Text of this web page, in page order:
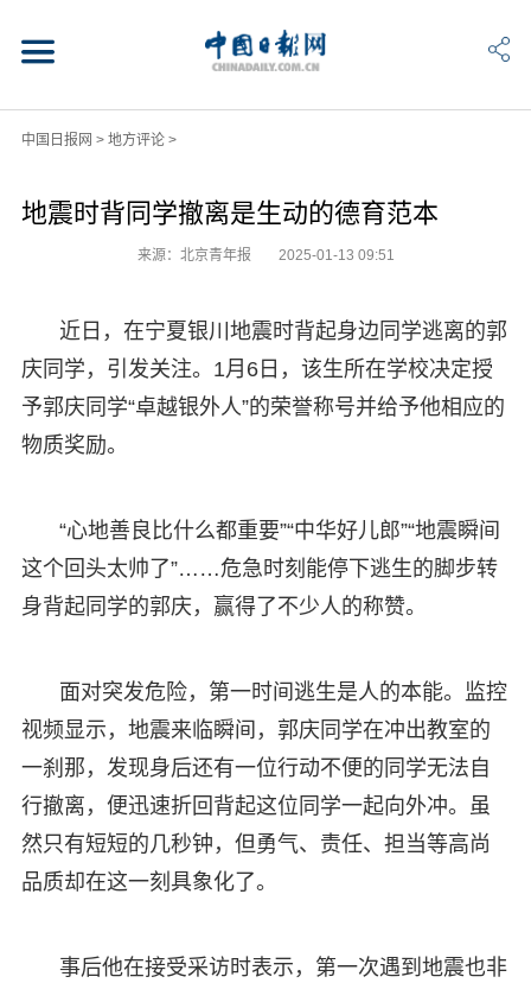
中国日报网 > 地方评论>
地震时背同学撤离是生动的德育范本
来源：北京青年报 2025-01-13 09:51
近日，在宁夏银川地震时背起身边同学逃离的郭
庆同学，引发关注。1月6日，该生所在学校决定授
予郭庆同学“卓越银外人”的荣誉称号并给予他相应的
物质奖励。
“心地善良比什么都重要”“中华好儿郎”“地震瞬间
这个回头太帅了”……危急时刻能停下逃生的脚步转
身背起同学的郭庆，赢得了不少人的称赞。
面对突发危险，第一时间逃生是人的本能。监控
视频显示，地震来临瞬间，郭庆同学在冲出教室的
一刹那，发现身后还有一位行动不便的同学无法自
行撤离，便迅速折回背起这位同学一起向外冲。虽
然只有短短的几秒钟，但勇气、责任、担当等高尚
品质却在这一刻具象化了。
事后他在接受采访时表示，第一次遇到地震也非